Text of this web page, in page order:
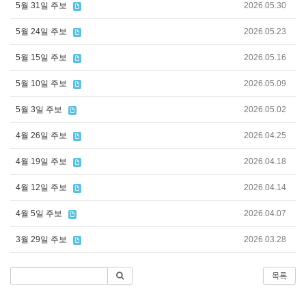
5월 31일 주보 2026.05.30
5월 24일 주보 2026.05.23
5월 15일 주보 2026.05.16
5월 10일 주보 2026.05.09
5월 3일 주보 2026.05.02
4월 26일 주보 2026.04.25
4월 19일 주보 2026.04.18
4월 12일 주보 2026.04.14
4월 5일 주보 2026.04.07
3월 29일 주보 2026.03.28
목록